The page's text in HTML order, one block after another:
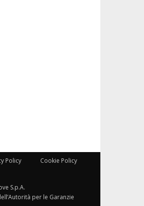
Policy Cookie Policy
S.p.A.
per le Garanzie